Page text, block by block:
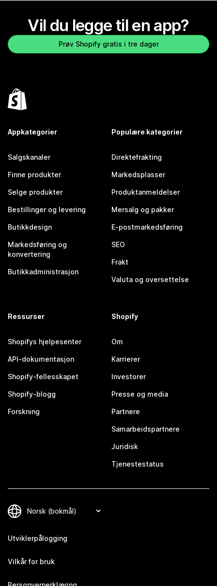
Vil du legge til en app?
Prøv Shopify gratis i tre dager
Appkategorier
Salgskanaler
Finne produkter
Selge produkter
Bestillinger og levering
Butikkdesign
Markedsføring og
konvertering
Butikkadministrasjon
Populære kategorier
Direktefrakting
Markedsplasser
Produktanmeldelser
Mersalg og pakker
E-postmarkedsføring
SEO
Frakt
Valuta og oversettelse
Ressurser
Shopifys hjelpesenter
API-dokumentasjon
Shopify-fellesskapet
Shopify-blogg
Forskning
Shopify
Om
Karrierer
Investorer
Presse og media
Partnere
Samarbeidspartnere
Juridisk
Tjenestestatus
Utviklerpålogging
Vilkår for bruk